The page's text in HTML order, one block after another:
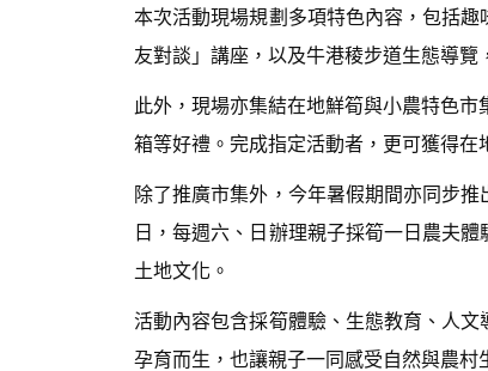
本次活動現場規劃多項特色內容，包括
友對談」講座，以及牛港稜步道生態導覽
此外，現場亦集結在地鮮筍與小農特色
箱等好禮。完成指定活動者，更可獲得在
除了推廣市集外，今年暑假期間亦同步
日，每週六、日辦理親子採筍一日農夫
土地文化。
活動內容包含採筍體驗、生態教育、人
孕育而生，也讓親子一同感受自然與農村